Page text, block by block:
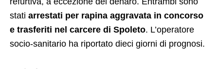
stati arrestati per rapina aggravata in concorso
e trasferiti nel carcere di Spoleto. L’operatore
socio-sanitario ha riportato dieci giorni di prognosi.